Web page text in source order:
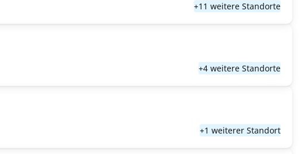
+11 weitere Standorte
+4 weitere Standorte
+1 weiterer Standort